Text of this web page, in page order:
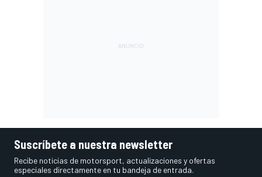
Suscríbete a nuestra newsletter
Recibe noticias de motorsport, actualizaciones y ofertas
especiales directamente en tu bandeja de entrada.